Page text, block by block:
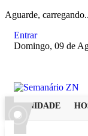
Aguarde,
Entrar
Domingo, 09 de